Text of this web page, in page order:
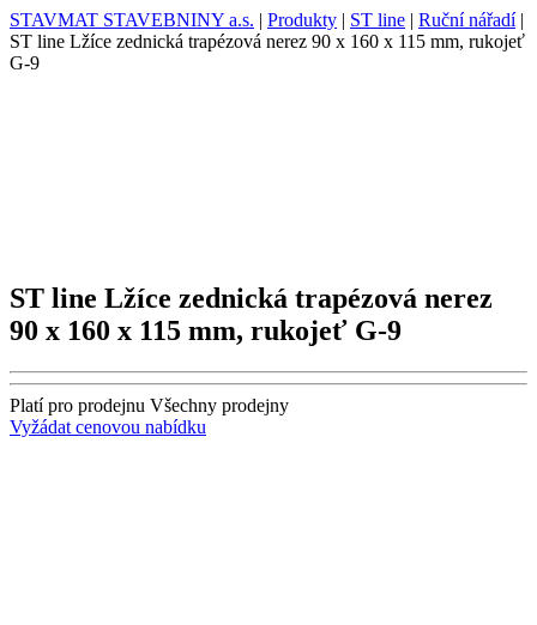
STAVMAT STAVEBNINY a.s. | Produkty | ST line | Ruční nářadí|
ST line Lžíce zednická trapézová nerez 90 x 160 x 115 mm, rukojeť
G-9
ST line Lžíce zednická trapézová nerez
90 x 160 x 115 mm, rukojeť G-9
Platí pro prodejnu Všechny prodejny
Vyžádat cenovou nabídku